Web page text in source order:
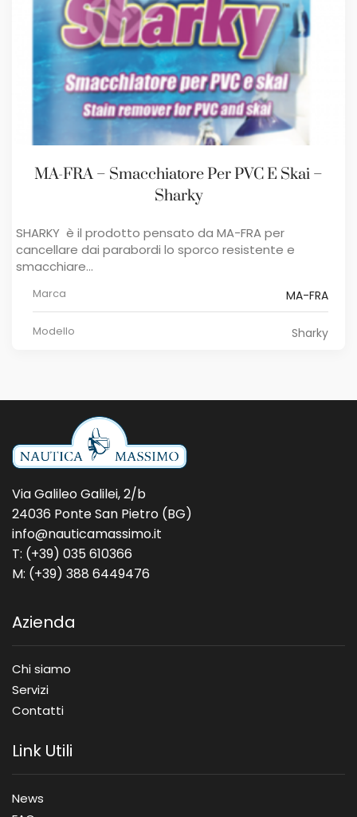
MA-FRA – Smacchiatore Per PVC E Skai –
Sharky
SHARKY è il prodotto pensato da MA-FRA per
cancellare dai parabordi lo sporco resistente e
smacchiare...
Marca MA-FRA
Modello Sharky
Via Galileo Galilei, 2/b
24036 Ponte San Pietro (BG)
info@nauticamassimo.it
T: (+39) 035 610366
M: (+39) 388 6449476
Azienda
Chi siamo
Servizi
Contatti
Link Utili
News